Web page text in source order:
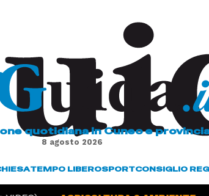
quotidiana in Cuneo e
8 agosto 2026
TEMPO LIBEROSPORTCONSIGLIO